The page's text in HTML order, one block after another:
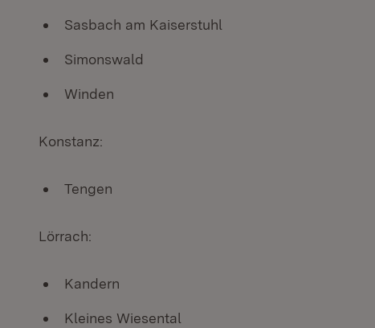
Sasbach am Kaiserstuhl
Simonswald
Winden
Konstanz:
Tengen
Lörrach:
Kandern
Kleines Wiesental